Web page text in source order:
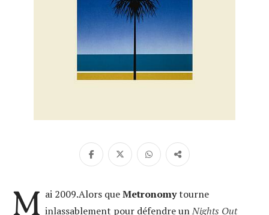
M ai 2009.Alors queMetronomytourne
inlassablement pour défendre unNights Out